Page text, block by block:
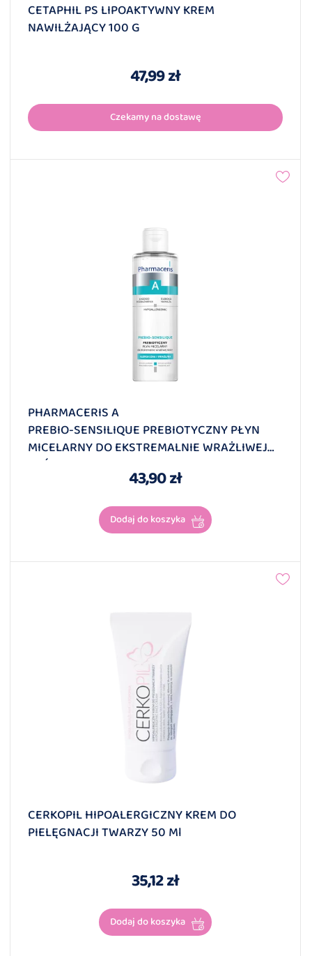
CETAPHIL PS LIPOAKTYWNY KREM
NAWILŻAJĄCY 100 G
47,99 zł
Czekamy na dostawę
PHARMACERIS A
PREBIO-SENSILIQUE PREBIOTYCZNY PŁYN
MICELARNY DO EKSTREMALNIE WRAŻLIWEJ
SKÓRY 200 Ml
43,90 zł
Dodaj do koszyka
CERKOPIL HIPOALERGICZNY KREM DO
PIELĘGNACJI TWARZY 50 Ml
35,12 zł
Dodaj do koszyka